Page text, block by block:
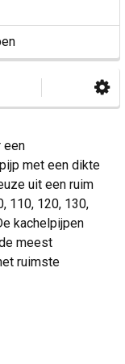
een
met een dikte
uit een ruim
110, 120, 130,
kachelpijpen
meest
ruimste